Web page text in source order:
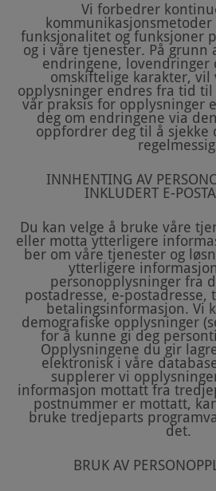
Vi forbedrer
funksjonalitet og funksjoner
og i våre tjenester. På grunn
endringene, lovendringer
omskiftelige karakter, vil
opplysninger endres fra tid til
vår praksis for opplysninger
deg om endringene via
oppfordrer deg til å sjekke
INNHENTING AV
INKLUDERT E-
Du kan velge å bruke våre
eller motta ytterligere
ber om våre tjenester og
ytterligere
personopplysninger fra
postadresse, e-postadresse,
betalingsinformasjon. Vi
demografiske opplysninger
for å kunne gi deg
Opplysningene du gir
elektronisk i våre
supplerer vi
informasjon mottatt fra
postnummer er mottatt,
bruke tredjeparts
det.
BRUK AV